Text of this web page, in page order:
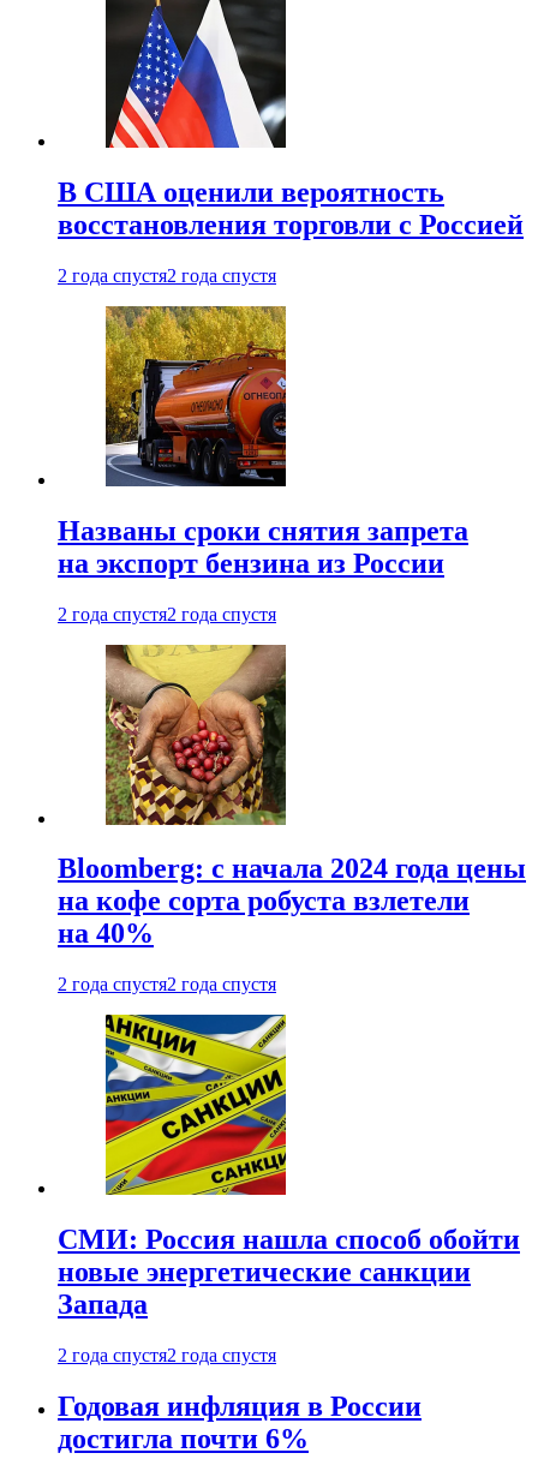
В США оценили вероятность
восстановления торговли с Россией
2 года спустя2 года спустя
Названы сроки снятия запрета
на экспорт бензина из России
2 года спустя2 года спустя
Bloomberg: с начала 2024 года цены
на кофе сорта робуста взлетели
на 40%
2 года спустя2 года спустя
СМИ: Россия нашла способ обойти
новые энергетические санкции
Запада
2 года спустя2 года спустя
Годовая инфляция в России
достигла почти 6%